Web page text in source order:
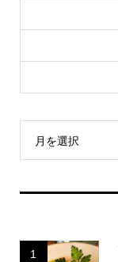
月を選択
1